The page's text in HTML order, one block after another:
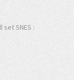
SNES :